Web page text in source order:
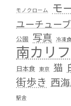
モノクローム モ
ユーチューブ
公園 写真 冷凍
南カリ
日本食 東京 猫
街歩き 西
駅舎